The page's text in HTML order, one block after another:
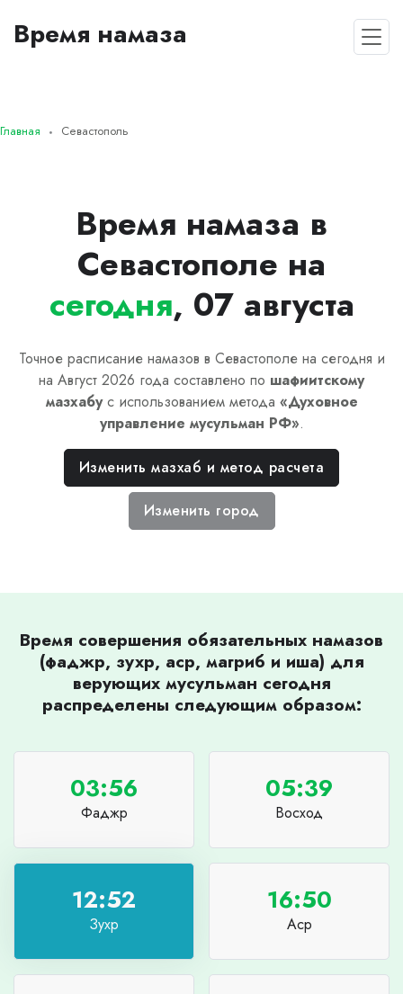
Время намаза
Главная Севастополь
Время намаза в
Севастополе на
сегодня, 07 августа
Точное расписание намазов в Севастополе на сегодня и
на Август 2026 года составлено по шафиитскому
мазхабус использованием метода «Духовное
управление мусульман РФ».
Изменить мазхаб и метод расчета
Изменить город
Время совершения обязательных намазов
(фаджр, зухр, аср, магриб и иша) для
верующих мусульман сегодня
распределены следующим образом:
03:56
Фаджр
05:39
Восход
12:52
Зухр
16:50
Аср